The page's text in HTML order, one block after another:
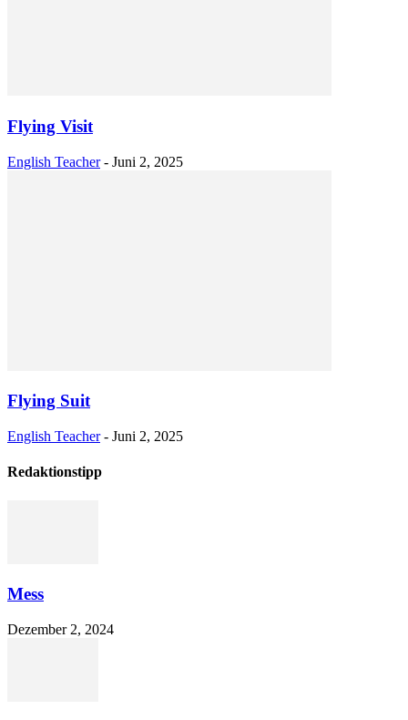
Flying Visit
English Teacher - Juni 2, 2025
Flying Suit
English Teacher - Juni 2, 2025
Redaktionstipp
Mess
Dezember 2, 2024